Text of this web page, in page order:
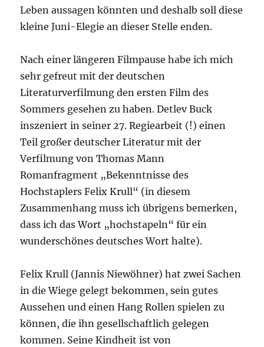
Leben aussagen könnten und deshalb soll diese
kleine Juni-Elegie an dieser Stelle enden.
Nach einer längeren Filmpause habe ich mich
sehr gefreut mit der deutschen
Literaturverfilmung den ersten Film des
Sommers gesehen zu haben. Detlev Buck
inszeniert in seiner 27. Regiearbeit (!) einen
Teil großer deutscher Literatur mit der
Verfilmung von Thomas Mann
Romanfragment „Bekenntnisse des
Hochstaplers Felix Krull“ (in diesem
Zusammenhang muss ich übrigens bemerken,
dass ich das Wort „hochstapeln“ für ein
wunderschönes deutsches Wort halte).
Felix Krull (Jannis Niewöhner) hat zwei Sachen
in die Wiege gelegt bekommen, sein gutes
Aussehen und einen Hang Rollen spielen zu
können, die ihn gesellschaftlich gelegen
kommen. Seine Kindheit ist von